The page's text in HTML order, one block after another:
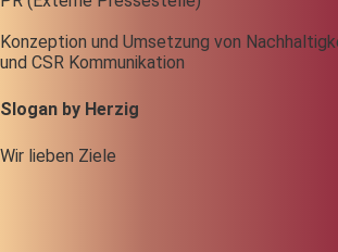
Konzeption und Umsetzung von
und CSR Kommunikation
Slogan by Herzig
Wir lieben Ziele